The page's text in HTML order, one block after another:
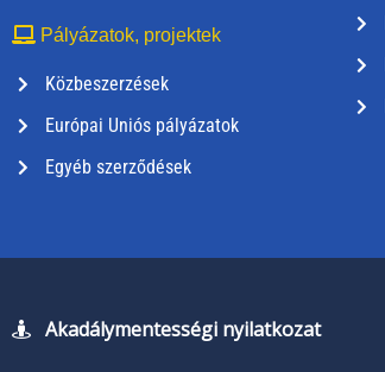
Pályázatok, projektek
Közbeszerzések
Európai Uniós pályázatok
Egyéb szerződések
Akadálymentességi nyilatkozat